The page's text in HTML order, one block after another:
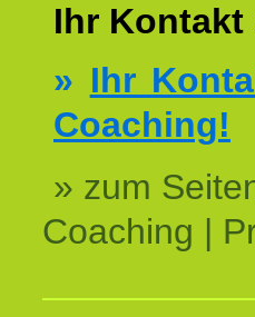
Ihr Kontakt
» Ihr
Coaching!
» zum
Coaching |